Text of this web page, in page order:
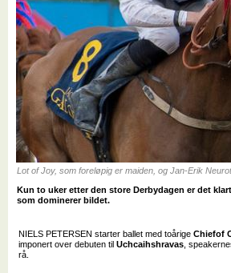
Lot of Joy, som foreløpig er maiden, og Jan-Erik
Kun to uker etter den store Derbydagen er det
som dominerer bildet.
NIELS PETERSEN starter ballet med toårige Chiefof
imponert over debuten til Uchcaihshravas,
rå.